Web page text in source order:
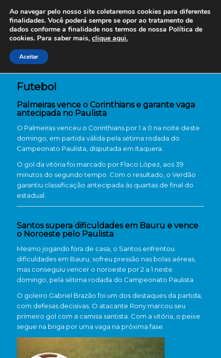
Futebol
Palmeiras vence o Corinthians e garante vaga
antecipada no Paulista
O Palmeiras venceu o Corinthians por 1 a 0 na noite deste
domingo, em partida válida pela sétima rodada do
Campeonato Paulista, disputada em Itaquera.
O gol da vitória foi marcado por Flaco López, aos 39
minutos do segundo tempo. Com o resultado, o Verdão
garantiu classificação antecipada às quartas de final do
estadual.
Santos supera dificuldades em Bauru e vence
o Noroeste pelo Paulista
Mesmo jogando fora de casa, o Santos enfrentou
dificuldades em Bauru, sofreu pressão nas bolas aéreas,
mas conseguiu vencer o noroeste por 2 a 1 neste
domingo, pela sétima rodada do Campeonato Paulista.
O goleiro Gabriel Brazão foi um dos destaques da partida,
com defesas decisivas. O atacante Rony marcou seu
primeiro gol com a camisa santista. Com a vitória, o peixe
segue na briga por uma vaga na próxima fase.
Ao navegar pelo nosso site coletaremos cookies para diferentes
finalidades. Você poderá sempre se opor ao tratamento de
dados conforme a finalidade nos termos de nossa Política de
cookies. Para saber mais, clique aqui.
Aceitar